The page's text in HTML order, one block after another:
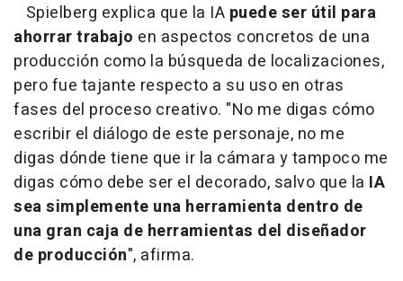
Spielberg explica que la IA puede ser útil para
ahorrar trabajo en aspectos concretos de una
producción como la búsqueda de localizaciones,
pero fue tajante respecto a su uso en otras
fases del proceso creativo. "No me digas cómo
escribir el diálogo de este personaje, no me
digas dónde tiene que ir la cámara y tampoco me
digas cómo debe ser el decorado, salvo que la IA
sea simplemente una herramienta dentro de
una gran caja de herramientas del diseñador
de producción", afirma.